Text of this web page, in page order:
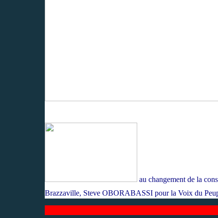
au changement de la
Brazzaville, Steve OBORABASSI pour la Voix du